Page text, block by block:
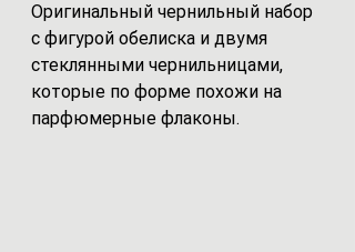
Оригинальный чернильный набор
с фигурой обелиска и двумя
стеклянными чернильницами,
которые по форме похожи на
парфюмерные флаконы.